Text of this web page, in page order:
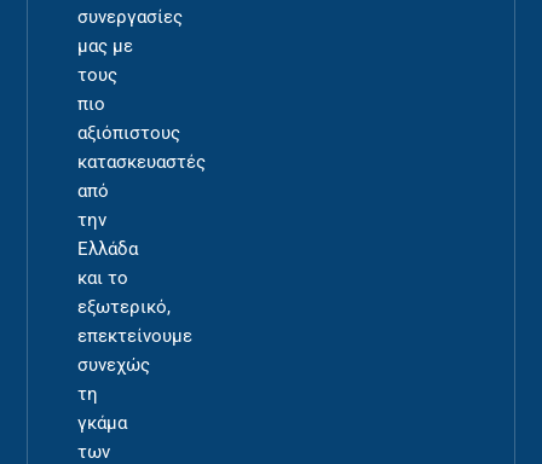
συνεργασίες
μας με
τους
πιο
αξιόπιστους
κατασκευαστές
από
την
Ελλάδα
και το
εξωτερικό,
επεκτείνουμε
συνεχώς
τη
γκάμα
των